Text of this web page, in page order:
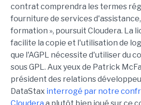
contrat comprendra les termes
fourniture de services
formation », poursuit Cloudera. La
facilite la copie et l'utilisation de
que l'AGPL nécessite d'utiliser du
sous GPL. Aux yeux de Patrick
président des relations
DataStax interrogé par notre